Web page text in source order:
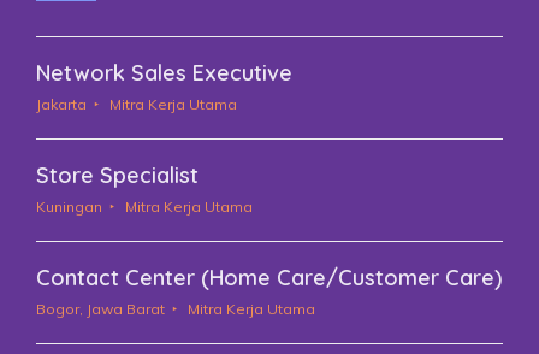
Network Sales Executive
Jakarta Mitra Kerja Utama
Store Specialist
Kuningan Mitra Kerja Utama
Contact Center (Home Care/Customer Care)
Bogor, Jawa Barat Mitra Kerja Utama